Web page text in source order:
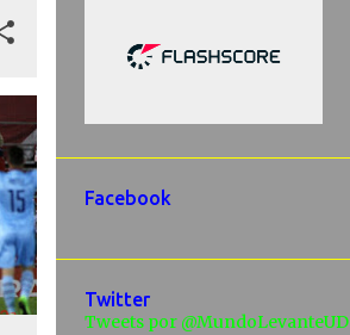
Facebook
Twitter
Tweets por @MundoLevanteUD